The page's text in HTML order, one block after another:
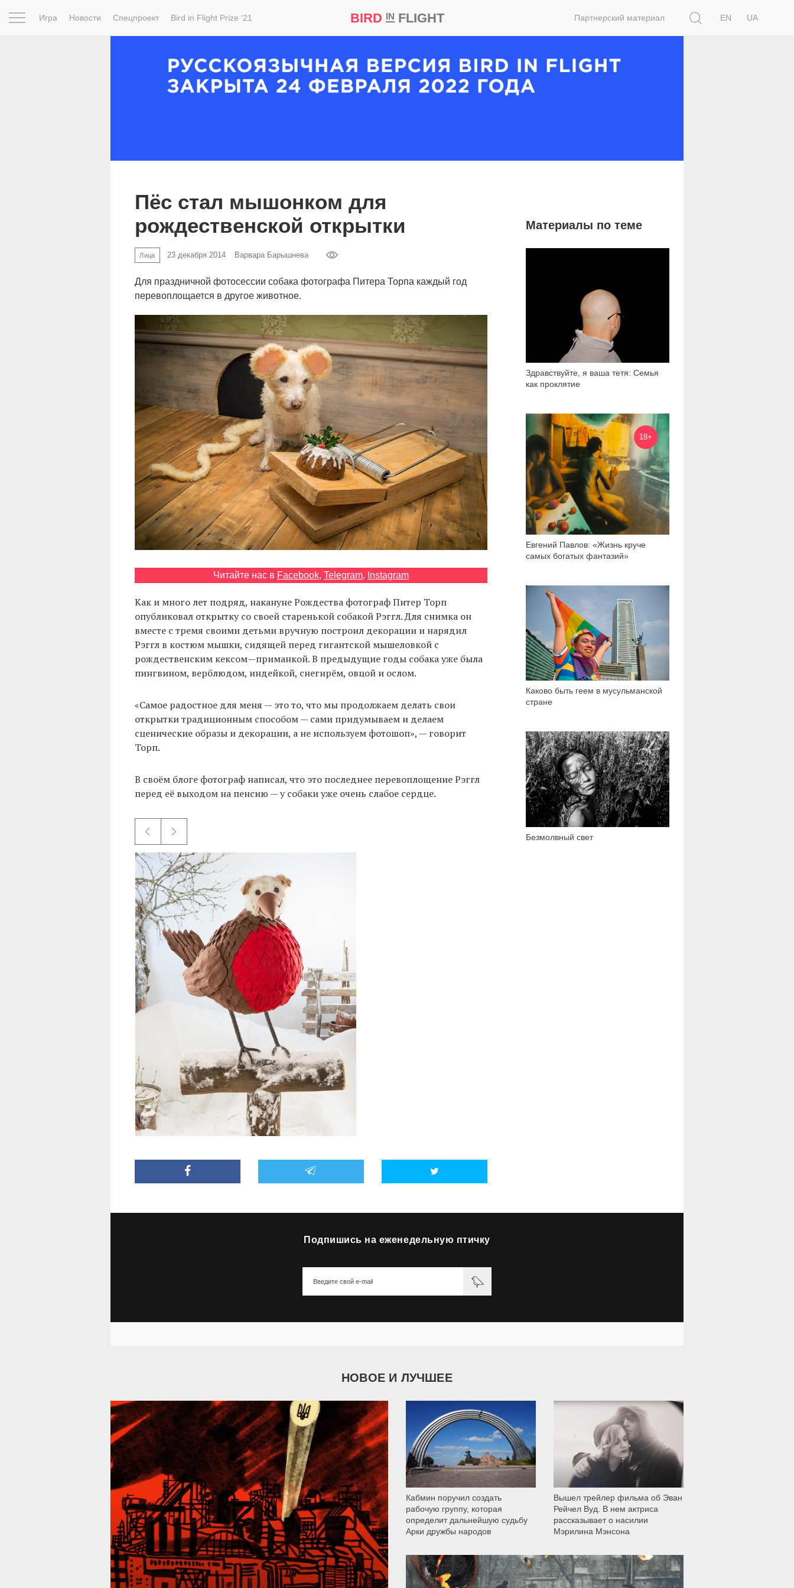
Игра Новости Спецпроект Bird in Flight Prize ‘21 BIRD INFLIGHT Партнерский материал
EN
UA
Пёс стал мышонком для
рождественской открытки
Лица 23 декабря 2014 Варвара Барышнева
Для праздничной фотосессии собака фотографа Питера Торпа каждый год
перевоплощается в другое животное.
Читайте нас в Facebook, Telegram, Instagram
Как и много лет подряд, накануне Рождества фотограф Питер Торп
опубликовал открытку со своей старенькой собакой Рэггл. Для снимка он
вместе с тремя своими детьми вручную построил декорации и нарядил
Рэггл в костюм мышки, сидящей перед гигантской мышеловкой с
рождественским кексом—приманкой. В предыдущие годы собака уже была
пингвином, верблюдом, индейкой, снегирём, овцой и ослом.
«Самое радостное для меня — это то, что мы продолжаем делать свои
открытки традиционным способом — сами придумываем и делаем
сценические образы и декорации, а не используем фотошоп», — говорит
Торп.
В своём блоге фотограф написал, что это последнее перевоплощение Рэггл
перед её выходом на пенсию — у собаки уже очень слабое сердце.
Материалы по теме
Здравствуйте, я ваша тетя: Семья
как проклятие
18+
Евгений Павлов: «Жизнь круче
самых богатых фантазий»
36 163
Каково быть геем в мусульманской
стране
8 086
Безмолвный свет
3 332
Подпишись на еженедельную птичку
НОВОЕ И ЛУЧШЕЕ
39 293
Кабмин поручил создать
рабочую группу, которая
определит дальнейшую судьбу
Арки дружбы народов
9 790
Вышел трейлер фильма об Эван
Рейчел Вуд. В нем актриса
рассказывает о насилии
Мэрилина Мэнсона
12 304